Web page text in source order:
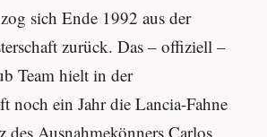
sich Ende 1992 aus der
zurück. Das – offiziell –
Team hielt in der
noch ein Jahr die Lancia-Fahne
des Ausnahmekönners Carlos